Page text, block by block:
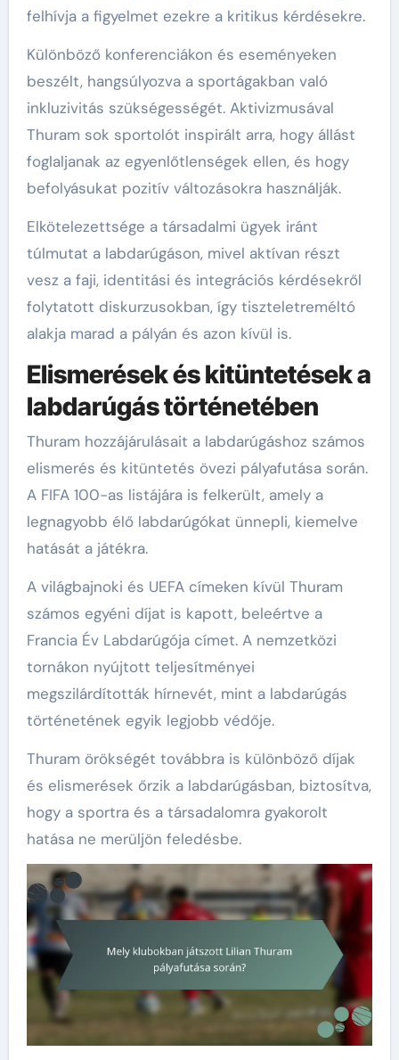
felhívja a figyelmet ezekre a kritikus kérdésekre.
Különböző konferenciákon és eseményeken
beszélt, hangsúlyozva a sportágakban való
inkluzivitás szükségességét. Aktivizmusával
Thuram sok sportolót inspirált arra, hogy állást
foglaljanak az egyenlőtlenségek ellen, és hogy
befolyásukat pozitív változásokra használják.
Elkötelezettsége a társadalmi ügyek iránt
túlmutat a labdarúgáson, mivel aktívan részt
vesz a faji, identitási és integrációs kérdésekről
folytatott diskurzusokban, így tiszteletreméltó
alakja marad a pályán és azon kívül is.
Elismerések és kitüntetések a
labdarúgás történetében
Thuram hozzájárulásait a labdarúgáshoz számos
elismerés és kitüntetés övezi pályafutása során.
A FIFA 100-as listájára is felkerült, amely a
legnagyobb élő labdarúgókat ünnepli, kiemelve
hatását a játékra.
A világbajnoki és UEFA címeken kívül Thuram
számos egyéni díjat is kapott, beleértve a
Francia Év Labdarúgója címet. A nemzetközi
tornákon nyújtott teljesítményei
megszilárdították hírnevét, mint a labdarúgás
történetének egyik legjobb védője.
Thuram örökségét továbbra is különböző díjak
és elismerések őrzik a labdarúgásban, biztosítva,
hogy a sportra és a társadalomra gyakorolt
hatása ne merüljön feledésbe.